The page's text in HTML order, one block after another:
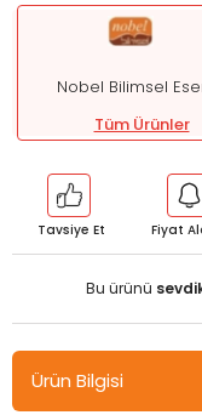
Nobel Bilimsel
Tüm Ürünler
Tavsiye Et Fiyat
Bu ürünü
Ürün Bilgisi